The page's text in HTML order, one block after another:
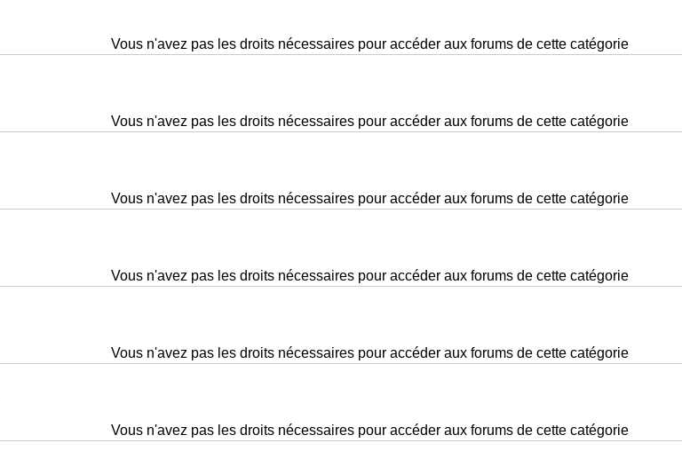
Vous n'avez pas les droits nécessaires pour accéder aux forums de cette catégorie
Vous n'avez pas les droits nécessaires pour accéder aux forums de cette catégorie
Vous n'avez pas les droits nécessaires pour accéder aux forums de cette catégorie
Vous n'avez pas les droits nécessaires pour accéder aux forums de cette catégorie
Vous n'avez pas les droits nécessaires pour accéder aux forums de cette catégorie
Vous n'avez pas les droits nécessaires pour accéder aux forums de cette catégorie